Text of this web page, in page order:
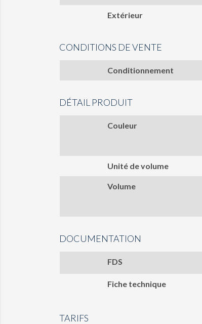
Extérieur
CONDITIONS DE VENTE
Conditionnement
DÉTAIL PRODUIT
Couleur
Unité de volume
Volume
DOCUMENTATION
FDS
Fiche technique
TARIFS